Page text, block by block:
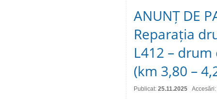
ANUNȚ DE
Reparația
L412 – drum
(km 3,80 –
Publicat: 25.11.2025